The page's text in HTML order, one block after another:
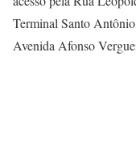
Terminal Santo
Avenida Afonso